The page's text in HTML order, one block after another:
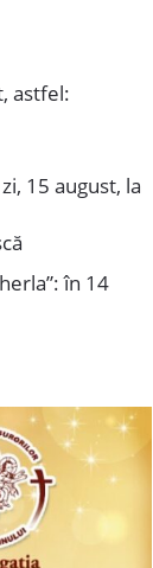
astfel:
15 august, la
în 14